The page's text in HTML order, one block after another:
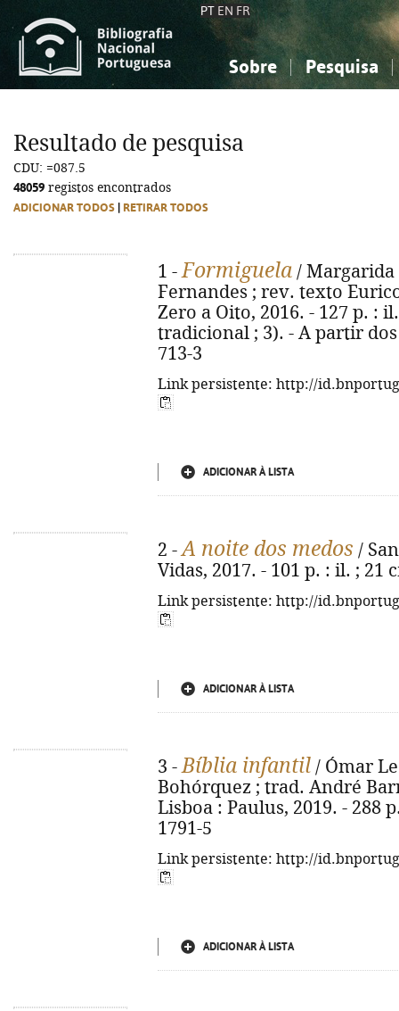
PT EN FR
Sobre Pesquisa
Ciências sociais...
Ciências sociais...
Resultado de pesquisa
CDU: =087.5
48059 registos encontrados
ADICIONAR TODOS RETIRAR TODOS
1 -Formiguela / Margarida
Fernandes ; rev. texto
Zero a Oito, 2016. - 127 p. :
tradicional ; 3). - A partir dos
713-3
Link persistente: http://
ADICIONAR À LISTA
2 -A noite dos medos /
Vidas, 2017. - 101 p. : il. ; 21
Link persistente: http://
ADICIONAR À LISTA
3 -Bíblia infantil / Ómar
Bohórquez ; trad. André
Lisboa : Paulus, 2019. - 288
1791-5
Link persistente: http://
ADICIONAR À LISTA